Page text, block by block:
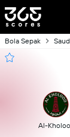
Bola Sepak
Al-